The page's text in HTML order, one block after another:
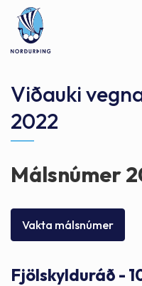
Leita
Viðauki
2022
Málsnúmer
Vakta málsnúmer
Fjölskylduráð -